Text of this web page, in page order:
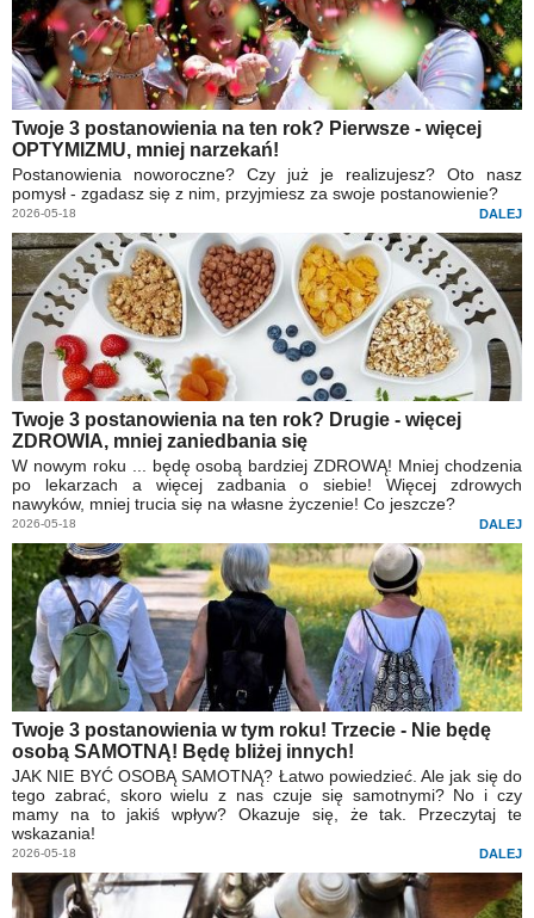
Twoje 3 postanowienia na ten rok? Pierwsze - więcej
OPTYMIZMU, mniej narzekań!
Postanowienia noworoczne? Czy już je realizujesz? Oto nasz
pomysł - zgadasz się z nim, przyjmiesz za swoje postanowienie?
2026-05-18 DALEJ
Twoje 3 postanowienia na ten rok? Drugie - więcej
ZDROWIA, mniej zaniedbania się
W nowym roku ... będę osobą bardziej ZDROWĄ! Mniej chodzenia
po lekarzach a więcej zadbania o siebie! Więcej zdrowych
nawyków, mniej trucia się na własne życzenie! Co jeszcze?
2026-05-18 DALEJ
Twoje 3 postanowienia w tym roku! Trzecie - Nie będę
osobą SAMOTNĄ! Będę bliżej innych!
JAK NIE BYĆ OSOBĄ SAMOTNĄ? Łatwo powiedzieć. Ale jak się do
tego zabrać, skoro wielu z nas czuje się samotnymi? No i czy
mamy na to jakiś wpływ? Okazuje się, że tak. Przeczytaj te
wskazania!
2026-05-18 DALEJ